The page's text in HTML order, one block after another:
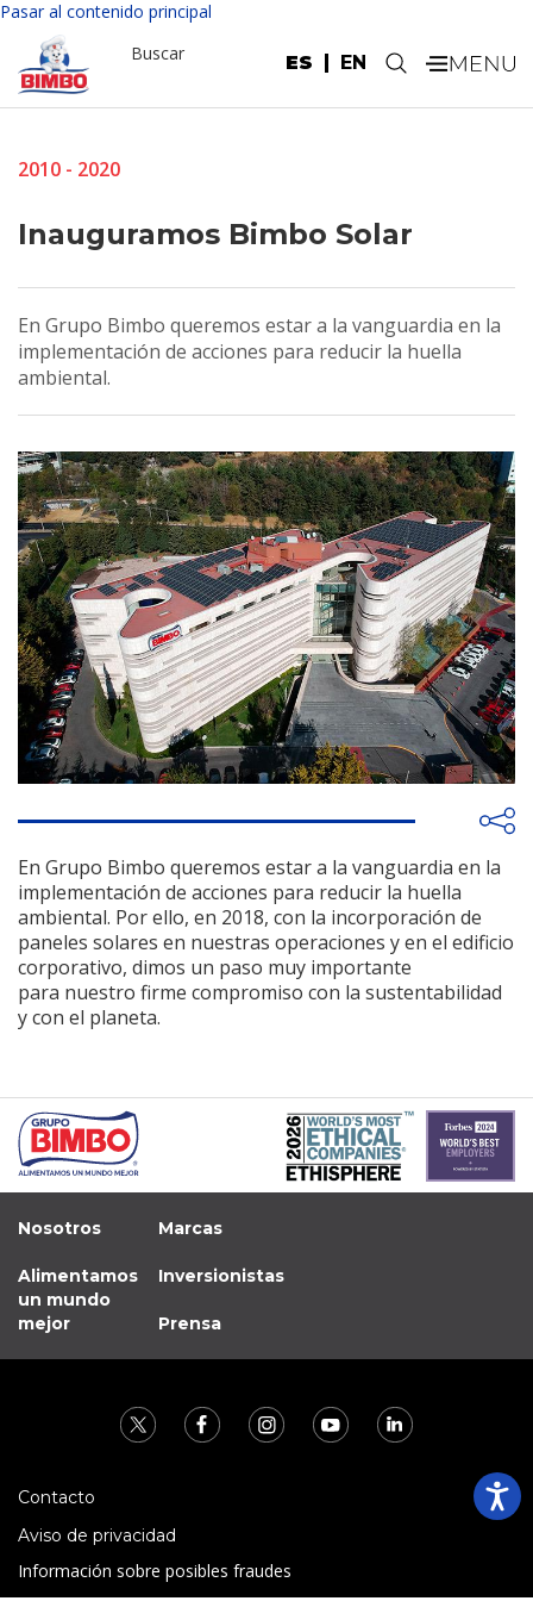
Pasar al contenido principal
ES EN
Buscar .
2010 - 2020
Inauguramos Bimbo Solar
En Grupo Bimbo queremos estar a la vanguardia en la
implementación de acciones para reducir la huella
ambiental.
En Grupo Bimbo queremos estar a la vanguardia en la
implementación de acciones para reducir la huella
ambiental. Por ello, en 2018, con la incorporación de
paneles solares en nuestras operaciones y en el edificio
corporativo, dimos un paso muy importante
para nuestro firme compromiso con la sustentabilidad
y con el planeta.
Nosotros
Alimentamos
un mundo
mejor
Marcas
Inversionistas
Prensa
Contacto
Aviso de privacidad
Información sobre posibles fraudes